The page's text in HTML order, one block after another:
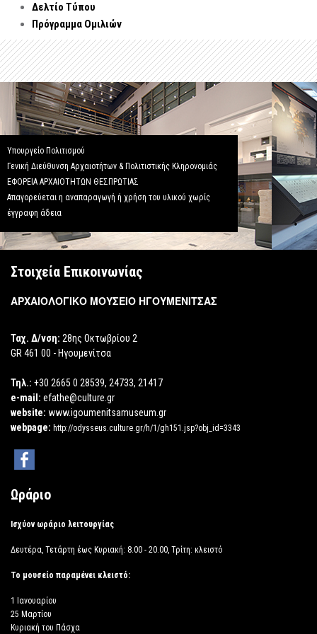
Δελτίο Τύπου
Πρόγραμμα Ομιλιών
Υπουργείο Πολιτισμού
Γενική Διεύθυνση Αρχαιοτήτων & Πολιτιστικής Κληρονομιάς
ΕΦΟΡΕΙΑ ΑΡΧΑΙΟΤΗΤΩΝ ΘΕΣΠΡΩΤΙΑΣ
Απαγορεύεται η αναπαραγωγή ή χρήση του υλικού χωρίς
έγγραφη άδεια
Στοιχεία Επικοινωνίας
ΑΡΧΑΙΟΛΟΓΙΚΟ ΜΟΥΣΕΙΟ ΗΓΟΥΜΕΝΙΤΣΑΣ
Ταχ. Δ/νση: 28ης Οκτωβρίου 2
GR 461 00 - Ηγουμενίτσα
Τηλ.: +30 2665 0 28539, 24733, 21417
e-mail: efathe@culture.gr
website: www.igoumenitsamuseum.gr
webpage: http://odysseus.culture.gr/h/1/gh151.jsp?obj_id=3343
Ωράριο
Ισχύον ωράριο λειτουργίας
Δευτέρα, Τετάρτη έως Κυριακή: 8.00 - 20.00, Τρίτη: κλειστό
Το μουσείο παραμένει κλειστό:
1 Ιανουαρίου
25 Μαρτίου
Κυριακή του Πάσχα